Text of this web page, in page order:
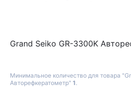
Grand Seiko GR-3300K
Минимальное количество для товара
Авторефкератометр" 1.